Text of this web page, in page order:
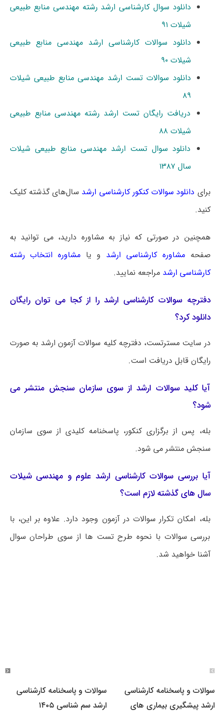
دانلود سوال کارشناسی ارشد رشته مهندسی منابع طبیعی
شیلات ۹۱
دانلود سوالات کارشناسی ارشد مهندسی منابع طبیعی
شیلات ۹۰
دانلود سوالات تست ارشد مهندسی منابع طبیعی شیلات
۸۹
دریافت رایگان تست ارشد رشته مهندسی منابع طبیعی
شیلات ۸۸
دانلود سوال تست ارشد مهندسی منابع طبیعی شیلات
سال ۱۳۸۷
برای دانلود سوالات کنکور کارشناسی ارشد سال‌های گذشته کلیک
کنید.
همچنین در صورتی که نیاز به مشاوره دارید، می توانید به
صفحهمشاوره کارشناسی ارشد و یا مشاوره انتخاب رشته
کارشناسی ارشد مراجعه نمایید.
دفترچه سوالات کارشناسی ارشد را از کجا می توان رایگان
دانلود کرد؟
در سایت مسترتست، دفترچه کلیه سوالات آزمون ارشد به صورت
رایگان قابل دریافت است.
آیا کلید سوالات ارشد از سوی سازمان سنجش منتشر می
شود؟
بله، پس از برگزاری کنکور، پاسخنامه کلیدی از سوی سازمان
سنجش منتشر می شود.
آیا بررسی سوالات کارشناسی ارشد علوم و مهندسی شیلات
سال های گذشته لازم است؟
بله، امکان تکرار سوالات در آزمون وجود دارد. علاوه بر این، با
بررسی سوالات با نحوه طرح تست ها از سوی طراحان سوال
آشنا خواهید شد.
سوالات و پاسخنامه کارشناسی
ارشد پیشگیری بیماری های
سوالات و پاسخنامه کارشناسی
ارشد سم شناسی ۱۴۰۵